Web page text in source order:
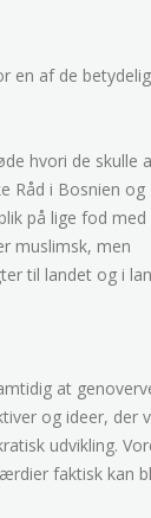
en af de
hvori de skulle
Råd i Bosnien og
på lige fod med
muslimsk, men
til landet og i
at
og ideer, der
udvikling.
faktisk kan